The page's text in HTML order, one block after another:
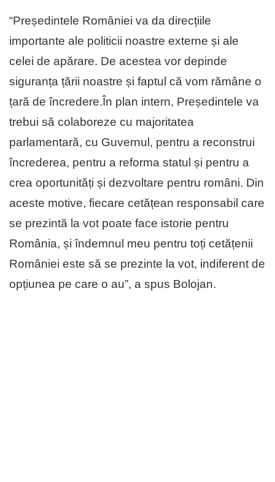
“Președintele României va da direcțiile
importante ale politicii noastre externe și ale
celei de apărare. De acestea vor depinde
siguranța țării noastre și faptul că vom rămâne o
țară de încredere.În plan intern, Președintele va
trebui să colaboreze cu majoritatea
parlamentară, cu Guvernul, pentru a reconstrui
încrederea, pentru a reforma statul și pentru a
crea oportunități și dezvoltare pentru români. Din
aceste motive, fiecare cetățean responsabil care
se prezintă la vot poate face istorie pentru
România, și îndemnul meu pentru toți cetățenii
României este să se prezinte la vot, indiferent de
opțiunea pe care o au”, a spus Bolojan.